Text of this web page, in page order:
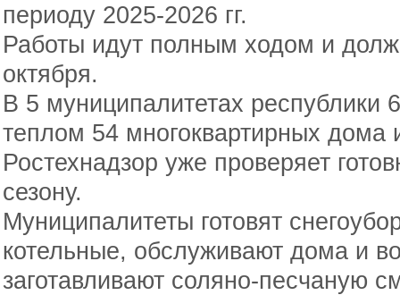
периоду 2025-2026 гг.
Работы идут полным ходом и
октября.
В 5 муниципалитетах республики
теплом 54 многоквартирных дома
Ростехнадзор уже проверяет
сезону.
Муниципалитеты готовят
котельные, обслуживают дома и
заготавливают соляно-песчаную